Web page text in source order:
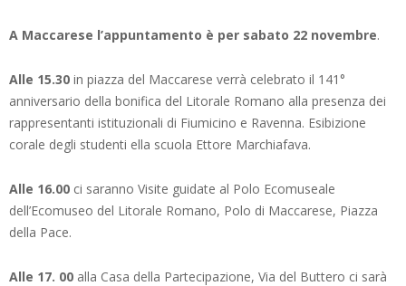
A Maccarese l’appuntamento è per sabato 22 novembre.
Alle 15.30 in piazza del Maccarese verrà celebrato il 141°
anniversario della bonifica del Litorale Romano alla presenza dei
rappresentanti istituzionali di Fiumicino e Ravenna. Esibizione
corale degli studenti ella scuola Ettore Marchiafava.
Alle 16.00 ci saranno Visite guidate al Polo Ecomuseale
dell’Ecomuseo del Litorale Romano, Polo di Maccarese, Piazza
della Pace.
Alle 17. 00 alla Casa della Partecipazione, Via del Buttero ci sarà